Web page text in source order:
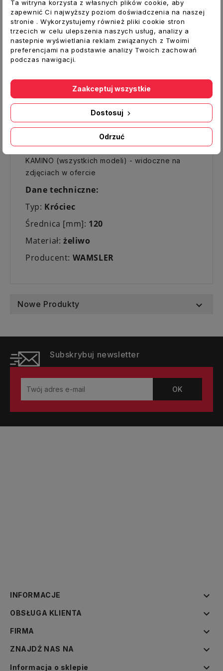
Opis
Szczegóły produktu
Żeliwny króciec o średnicy 120 mmdo kuchni
SALGO / do pieca KAMINO
owalne - podłączenie okrągłe 120mm).
Oryginalny produkt, wyprodukowany na
Pasuje do Kuchni SALGO, RUSTIKA, pieców
KAMINO (wszystkich modeli) - widoczne na
zdjęciach w ofercie
Dane techniczne:
Typ: Króciec
Średnica [mm]: 120
Materiał: żeliwo
Producent: WAMSLER
Nowe Produkty 
Subskrybuj newsletter
INFORMACJE 
OBSŁUGA KLIENTA 
FIRMA 
ZNAJDŹ NAS NA 
Informacja o sklepie 
Ta witryna korzysta z własnych plików cookie, aby
zapewnić Ci najwyższy poziom doświadczenia na naszej
stronie . Wykorzystujemy również pliki cookie stron
trzecich w celu ulepszenia naszych usług, analizy a
nastepnie wyświetlania reklam związanych z Twoimi
preferencjami na podstawie analizy Twoich zachowań
podczas nawigacji.
Odrzuć
Dostosuj
Zaakceptuj wszystkie